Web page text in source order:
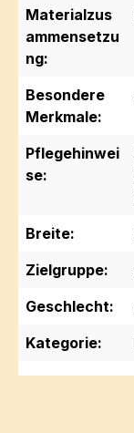
Materialzus
ammensetzu
ng:
Besondere
Merkmale:
Pflegehinwei
se:
Breite:
Zielgruppe:
Geschlecht:
Kategorie: